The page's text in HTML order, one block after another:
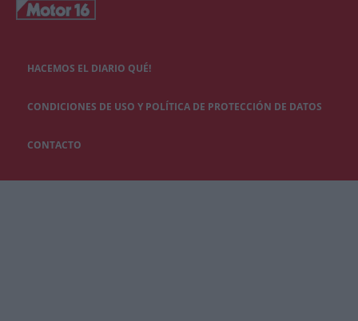
HACEMOS EL DIARIO QUÉ!
CONDICIONES DE USO Y POLÍTICA DE PROTECCIÓN DE DATOS
CONTACTO